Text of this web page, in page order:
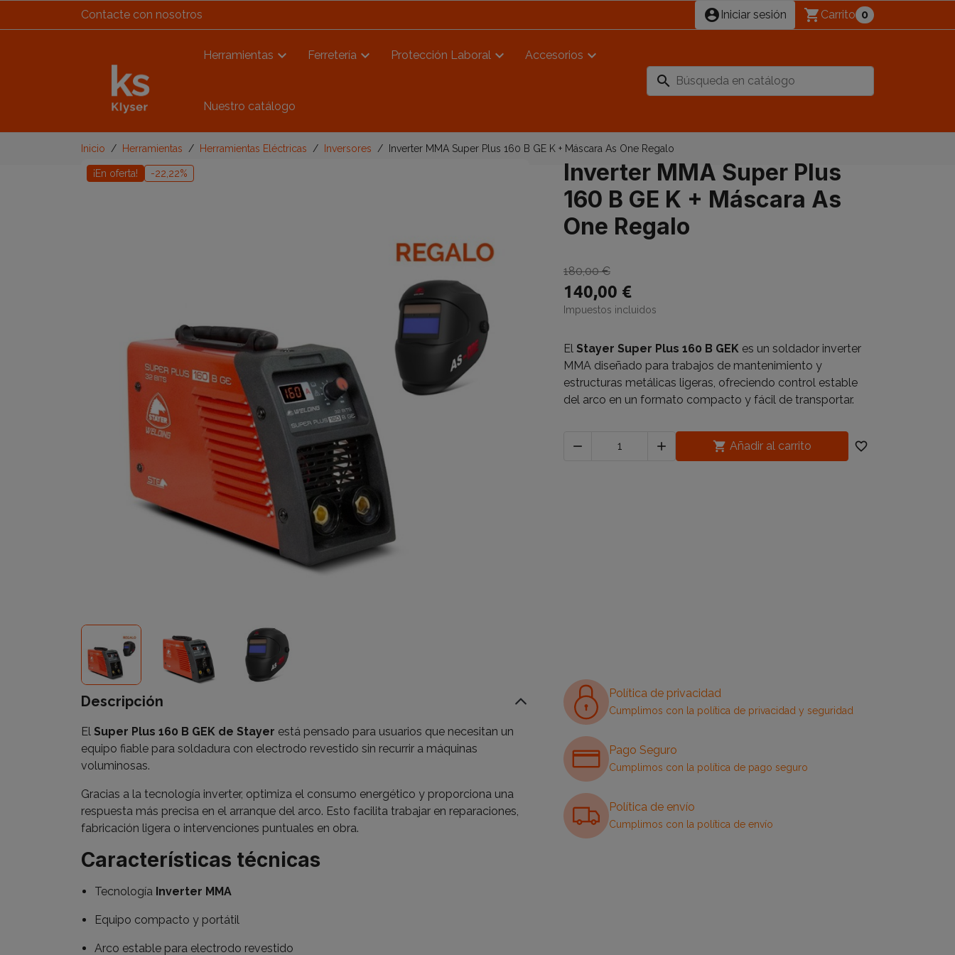
Contacte con nosotros account_circle Iniciar sesión shopping_cart Carrito 0
Herramientas Ferretería Protección Laboral Accesorios
Nuestro catálogo
search
Inicio Herramientas Herramientas Eléctricas Inversores Inverter MMA Super Plus 160 B GE K + Máscara As One Regalo
¡En oferta! -22,22%
Inverter MMA Super Plus
160 B GE K + Máscara As
One Regalo
180,00 €
140,00 €
Impuestos incluidos
El Stayer Super Plus 160 B GEK es un soldador inverter
MMA diseñado para trabajos de mantenimiento y
estructuras metálicas ligeras, ofreciendo control estable
del arco en un formato compacto y fácil de transportar.
   Añadir al carrito favorite_border
Descripción
El Super Plus 160 B GEK de Stayer está pensado para usuarios que necesitan un
equipo fiable para soldadura con electrodo revestido sin recurrir a máquinas
voluminosas.
Gracias a la tecnología inverter, optimiza el consumo energético y proporciona una
respuesta más precisa en el arranque del arco. Esto facilita trabajar en reparaciones,
fabricación ligera o intervenciones puntuales en obra.
Características técnicas
Tecnología Inverter MMA
Equipo compacto y portátil
Arco estable para electrodo revestido
Política de privacidad
Cumplimos con la política de privacidad y seguridad
Pago Seguro
Cumplimos con la política de pago seguro
Política de envío
Cumplimos con la política de envío